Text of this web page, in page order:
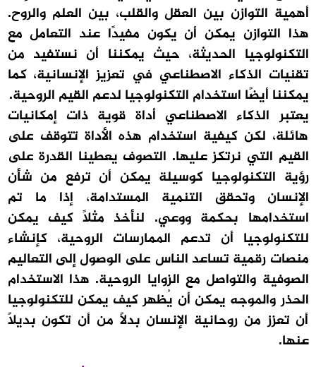
أهمية التوازن بين العقل والقلب، بين العلم والروح.
هذا التوازن يمكن أن يكون مفيدًا عند التعامل مع
التكنولوجيا الحديثة، حيث يمكننا أن نستفيد من
تقنيات الذكاء الاصطناعي في تعزيز الإنسانية، كما
يمكننا أيضًا استخدام التكنولوجيا لدعم القيم الروحية.
يعتبر الذكاء الاصطناعي أداة قوية ذات إمكانيات
هائلة، لكن كيفية استخدام هذه الأداة تتوقف على
القيم التي نرتكز عليها. التصوف يعطينا القدرة على
رؤية التكنولوجيا كوسيلة يمكن أن ترفع من شأن
الإنسان وتحقق التنمية المستدامة، إذا ما تم
استخدامها بحكمة ووعي. لنأخذ مثلاً كيف يمكن
للتكنولوجيا أن تدعم الممارسات الروحية، كإنشاء
منصات رقمية تساعد الناس على الوصول إلى التعاليم
الصوفية والتواصل مع الزوايا الروحية. هذا الاستخدام
الحذر والموجه يمكن أن يُظهر كيف يمكن للتكنولوجيا
أن تعزز من روحانية الإنسان بدلاً من أن تكون بديلاً
عنها.